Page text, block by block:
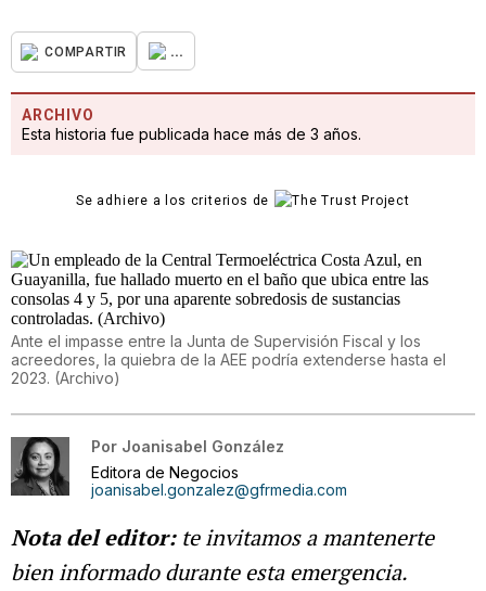
COMPARTIR ...
ARCHIVO
Esta historia fue publicada hace más de 3 años.
Se adhiere a los criterios de
Ante el impasse entre la Junta de Supervisión Fiscal y los
acreedores, la quiebra de la AEE podría extenderse hasta el
2023. (Archivo)
Por Joanisabel González
Editora de Negocios
joanisabel.gonzalez@gfrmedia.com
Nota del editor:te invitamos a mantenerte
bien informado durante esta emergencia.